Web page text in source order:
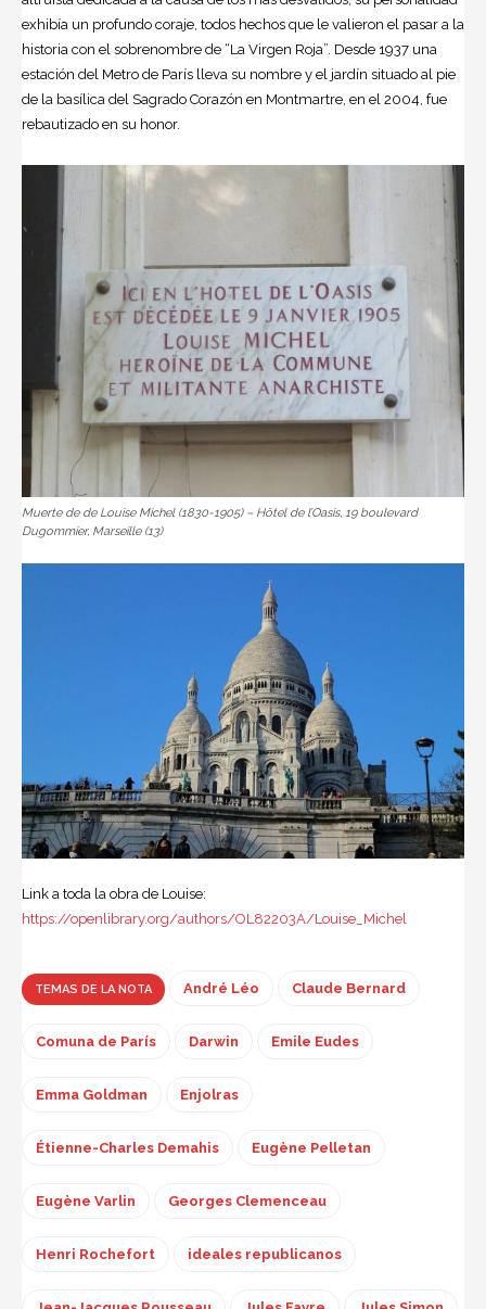
exhibía un profundo coraje, todos hechos que le valieron el pasar a la
historia con el sobrenombre de “La Virgen Roja”. Desde 1937 una
estación del Metro de París lleva su nombre y el jardín situado al pie
de la basílica del Sagrado Corazón en Montmartre, en el 2004, fue
rebautizado en su honor.
Muerte de de Louise Michel (1830-1905) – Hôtel de l’Oasis, 19 boulevard
Dugommier, Marseille (13)
Link a toda la obra de Louise:
https://openlibrary.org/authors/OL82203A/Louise_Michel
TEMAS DE LA NOTA André Léo Claude Bernard
Comuna de París Darwin Emile Eudes
Emma Goldman Enjolras
Étienne-Charles Demahis Eugène Pelletan
Eugène Varlin Georges Clemenceau
Henri Rochefort ideales republicanos